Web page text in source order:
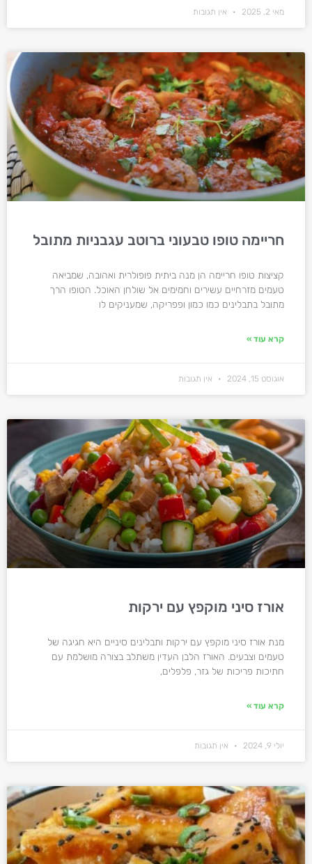
מאי 2, 2025 אין תגובות
חריימה טופו טבעוני ברוטב עגבניות מתובל
קציצות טופו חריימה הן מנה ביתית פופולרית ואהובה, שמביאה
טעמים מזרחיים עשירים וחמימים אל שולחן האוכל. הטופו הרך
מתובל בתבלינים כמו כמון ופפריקה, שמעניקים לו
קרא עוד »
אוגוסט 15, 2024 אין תגובות
אורז סיני מוקפץ עם ירקות
מנת אורז סיני מוקפץ עם ירקות ותבלינים סיניים היא חגיגה של
טעמים וצבעים. האורז הלבן העדין משתלב בצורה מושלמת עם
חתיכות פריכות של גזר, פלפלים,
קרא עוד »
יולי 9, 2024 אין תגובות